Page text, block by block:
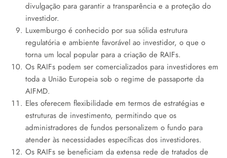
divulgação para garantir a transparência e a proteção do
investidor.
Luxemburgo é conhecido por sua sólida estrutura
regulatória e ambiente favorável ao investidor, o que o
torna um local popular para a criação de RAIFs.
Os RAIFs podem ser comercializados para investidores em
toda a União Europeia sob o regime de passaporte da
AIFMD.
Eles oferecem flexibilidade em termos de estratégias e
estruturas de investimento, permitindo que os
administradores de fundos personalizem o fundo para
atender às necessidades específicas dos investidores.
Os RAIFs se beneficiam da extensa rede de tratados de